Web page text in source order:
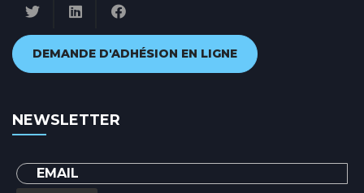
DEMANDE D'ADHÉSION EN LIGNE
NEWSLETTER